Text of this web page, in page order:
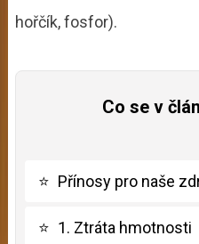
hořčík, fosfor).
Co se v
⭐ Přínosy pro naše
⭐ 1. Ztráta hmotnosti